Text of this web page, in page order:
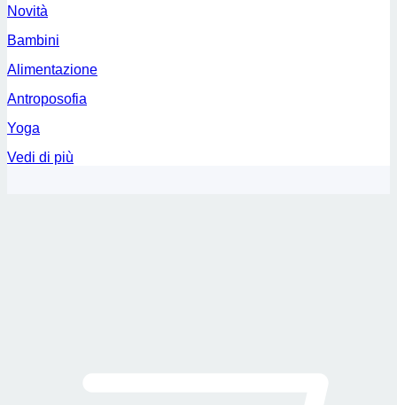
Novità
Bambini
Alimentazione
Antroposofia
Yoga
Vedi di più